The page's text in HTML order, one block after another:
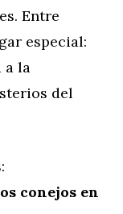
Entre
especial:
a la
del
conejos en